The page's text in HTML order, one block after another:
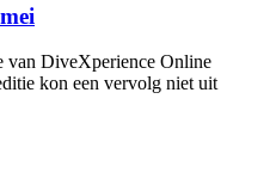
van DiveXperience Online
kon een vervolg niet uit